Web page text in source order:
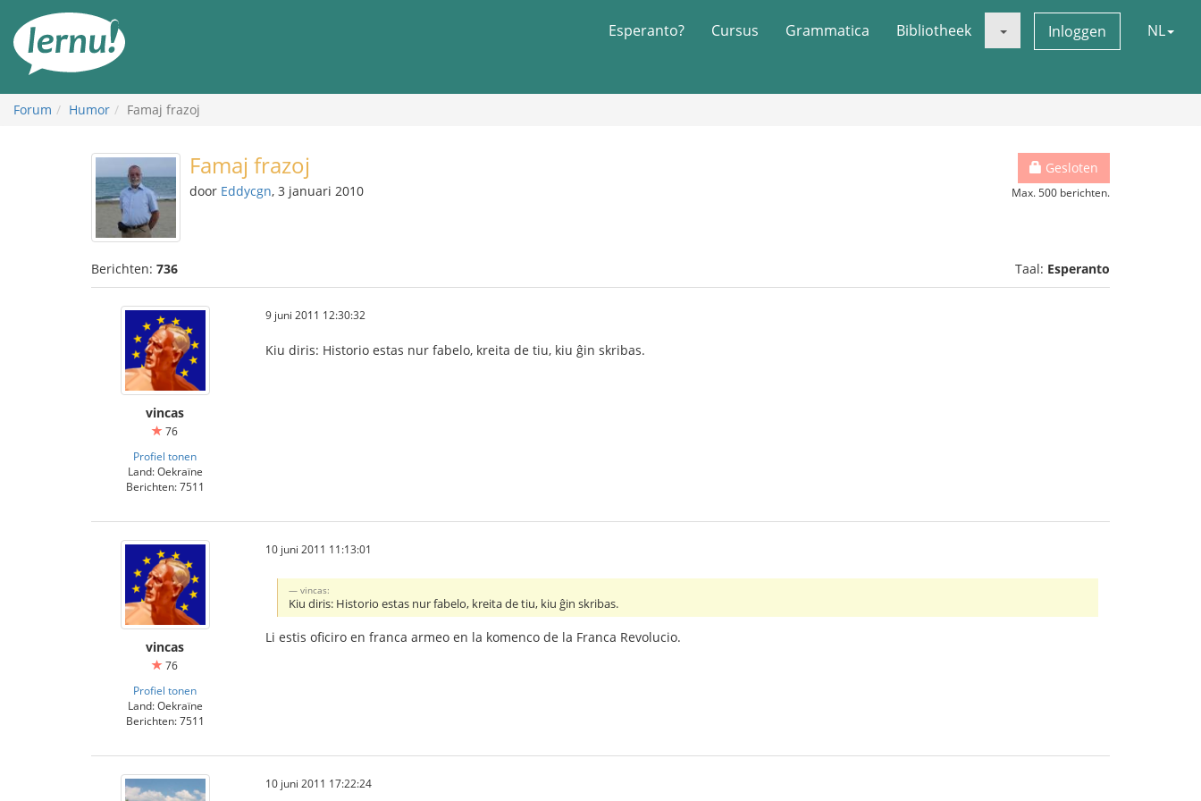
inhoud
Esperanto? Cursus Grammatica Bibliotheek Inloggen NL
Forum Humor Famaj frazoj
Gesloten
Max. 500 berichten.
Famaj frazoj
door Eddycgn, 3 januari 2010
Berichten: 736 Taal: Esperanto
vincas
76
Profiel tonen
Land: Oekraïne
Berichten: 7511
9 juni 2011 12:30:32
Kiu diris: Historio estas nur fabelo, kreita de tiu, kiu ĝin skribas.
vincas
76
Profiel tonen
Land: Oekraïne
Berichten: 7511
10 juni 2011 11:13:01
vincas:
Kiu diris: Historio estas nur fabelo, kreita de tiu, kiu ĝin skribas.
Li estis oficiro en franca armeo en la komenco de la Franca Revolucio.
10 juni 2011 17:22:24